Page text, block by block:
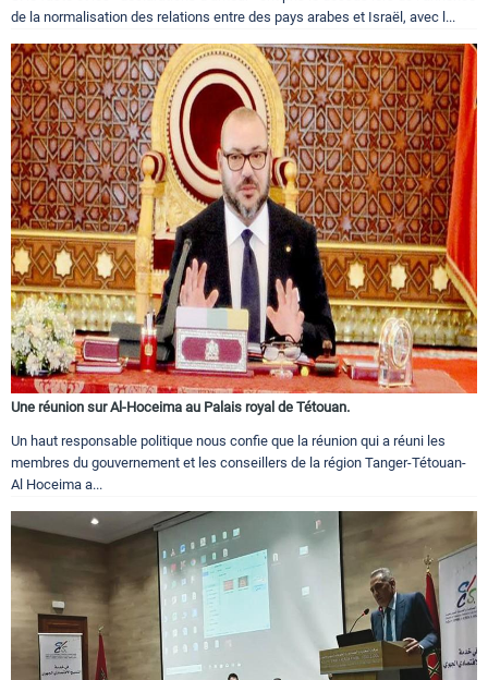
de la normalisation des relations entre des pays arabes et Israël, avec l...
Une réunion sur Al-Hoceima au Palais royal de Tétouan.
Un haut responsable politique nous confie que la réunion qui a réuni les
membres du gouvernement et les conseillers de la région Tanger-Tétouan-
Al Hoceima a...